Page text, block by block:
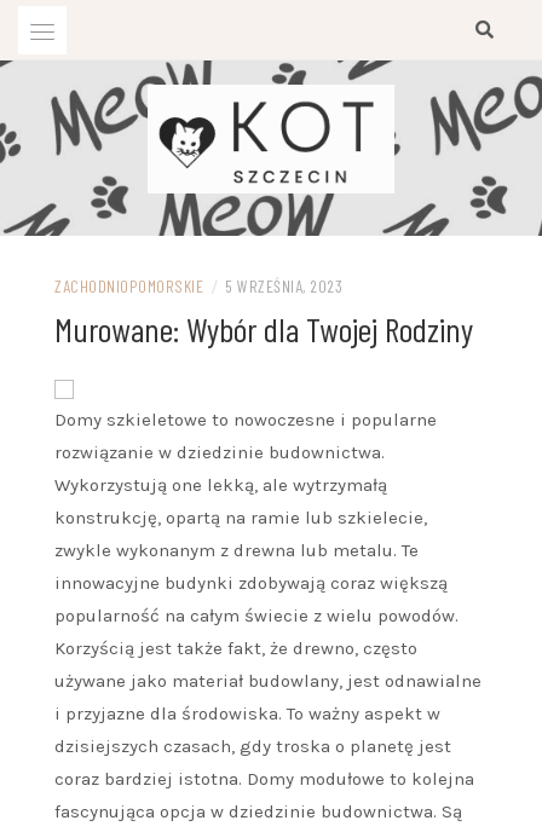
treści
ZACHODNIOPOMORSKIE / 5 WRZEŚNIA, 2023
Murowane: Wybór dla Twojej Rodziny
Domy szkieletowe to nowoczesne i popularne
rozwiązanie w dziedzinie budownictwa.
Wykorzystują one lekką, ale wytrzymałą
konstrukcję, opartą na ramie lub szkielecie,
zwykle wykonanym z drewna lub metalu. Te
innowacyjne budynki zdobywają coraz większą
popularność na całym świecie z wielu powodów.
Korzyścią jest także fakt, że drewno, często
używane jako materiał budowlany, jest odnawialne
i przyjazne dla środowiska. To ważny aspekt w
dzisiejszych czasach, gdy troska o planetę jest
coraz bardziej istotna. Domy modułowe to kolejna
fascynująca opcja w dziedzinie budownictwa. Są